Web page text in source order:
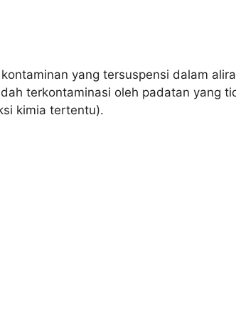
yang tersuspensi dalam
terkontaminasi oleh padatan yang
kimia tertentu).